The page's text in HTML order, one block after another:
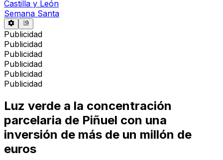
Castilla y León
Semana Santa
Publicidad
Publicidad
Publicidad
Publicidad
Publicidad
Publicidad
Luz verde a la concentración
parcelaria de Piñuel con una
inversión de más de un millón de
euros